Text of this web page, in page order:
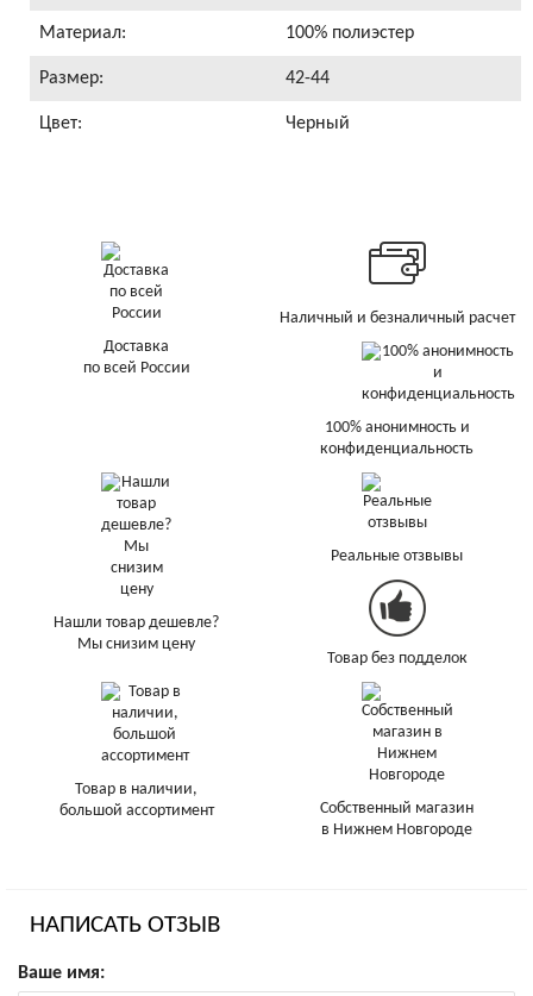
Материал: 100% полиэстер
Размер: 42-44
Цвет: Черный
Доставка
по всей России
Наличный и безналичный расчет
100% анонимность и
конфиденциальность
Нашли товар дешевле?
Мы снизим цену
Реальные отзвывы
Товар без подделок
Товар в наличии,
большой ассортимент
Собственный магазин
в Нижнем Новгороде
НАПИСАТЬ ОТЗЫВ
Ваше имя: